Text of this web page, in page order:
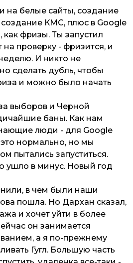
на белые сайты, создание
КМС, плюс в Google
как фризы. Ты запустил
на проверку - фризится, и
И никто не
сделать дубль, чтобы
и можно было начать
выборов и Черной
баны. Как нам
люди - для Google
нормально, но мы
пытались запуститься.
ушло в минус. Новый год
в чем были наши
пошла. Но Дархан сказал,
и хочет уйти в более
он занимается
а я по-прежнему
Гугл. Большую часть